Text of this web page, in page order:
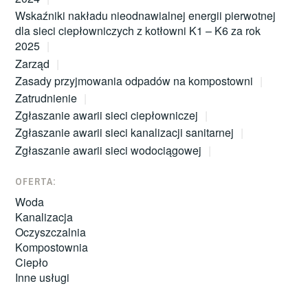
Wskaźniki nakładu nieodnawialnej energii pierwotnej
dla sieci ciepłowniczych z kotłowni K1 – K6 za rok
2025
Zarząd
Zasady przyjmowania odpadów na kompostowni
Zatrudnienie
Zgłaszanie awarii sieci ciepłowniczej
Zgłaszanie awarii sieci kanalizacji sanitarnej
Zgłaszanie awarii sieci wodociągowej
OFERTA:
Woda
Kanalizacja
Oczyszczalnia
Kompostownia
Ciepło
Inne usługi